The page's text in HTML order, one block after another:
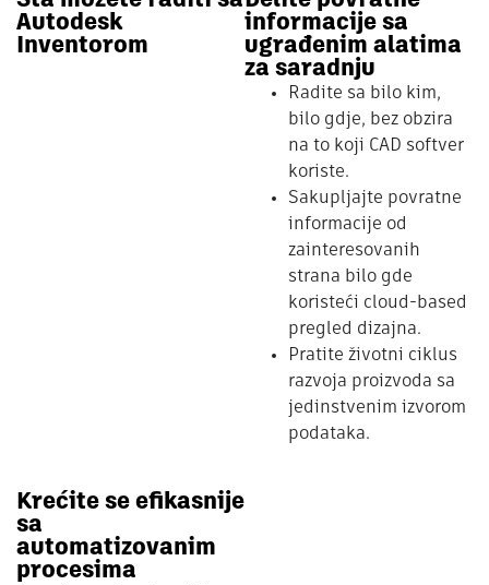
Autodesk
Inventorom
informacije sa
ugrađenim alatima
za saradnju
Radite sa bilo kim,
bilo gdje, bez obzira
na to koji CAD softver
koriste.
Sakupljajte povratne
informacije od
zainteresovanih
strana bilo gde
koristeći cloud-based
pregled dizajna.
Pratite životni ciklus
razvoja proizvoda sa
jedinstvenim izvorom
podataka.
Krećite se efikasnije
sa
automatizovanim
procesima